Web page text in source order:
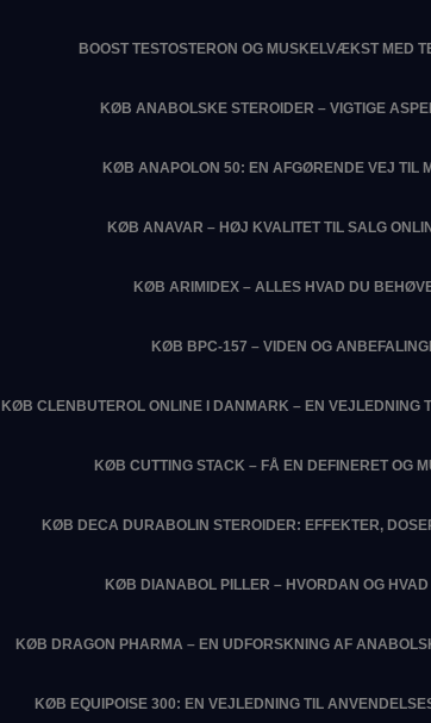
BOOST TESTOSTERON OG MUSKELVÆKST MED
KØB ANABOLSKE STEROIDER – VIGTIGE
KØB ANAPOLON 50: EN AFGØRENDE VEJ TIL
KØB ANAVAR – HØJ KVALITET TIL SALG
KØB ARIMIDEX – ALLES HVAD DU
KØB BPC-157 – VIDEN OG
KØB CLENBUTEROL ONLINE I DANMARK – EN VEJLEDNING
KØB CUTTING STACK – FÅ EN DEFINERET OG
KØB DECA DURABOLIN STEROIDER: EFFEKTER,
KØB DIANABOL PILLER – HVORDAN OG
KØB DRAGON PHARMA – EN UDFORSKNING AF
KØB EQUIPOISE 300: EN VEJLEDNING TIL